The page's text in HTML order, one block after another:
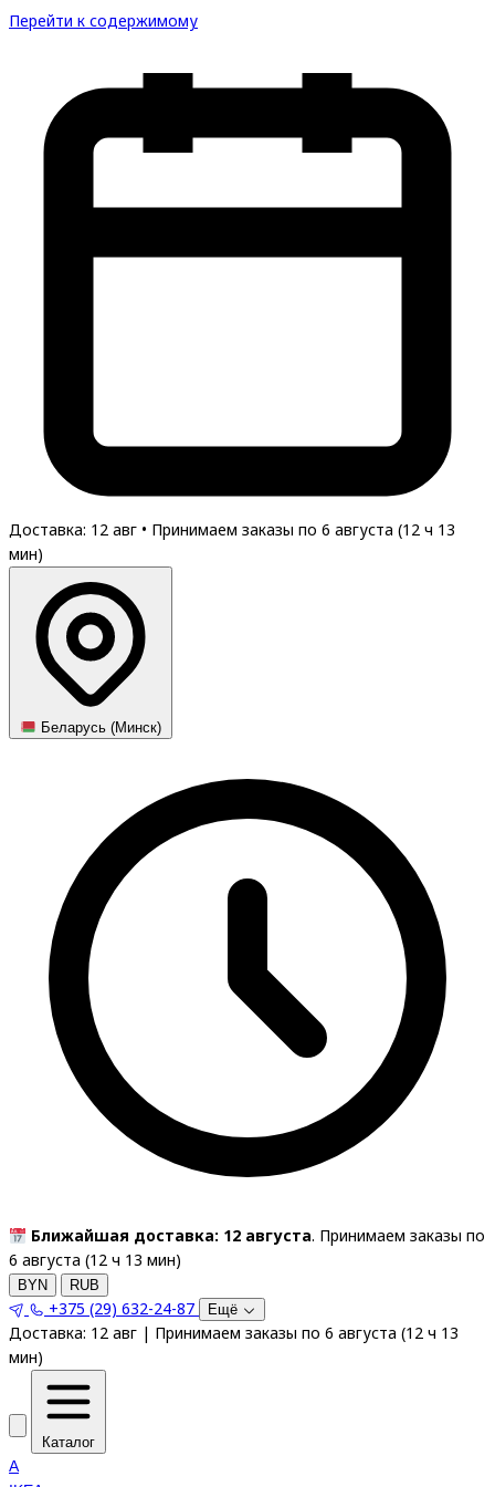
Перейти к содержимому
Доставка: 12 авг • Принимаем заказы по 6 августа (12 ч 13
мин)
Беларусь (Минск)
Ближайшая доставка: 12 августа. Принимаем заказы по
6 августа (12 ч 13 мин)
BYN RUB
+375 (29) 632-24-87 Ещё
Доставка: 12 авг | Принимаем заказы по 6 августа (12 ч 13
мин)
Каталог
A